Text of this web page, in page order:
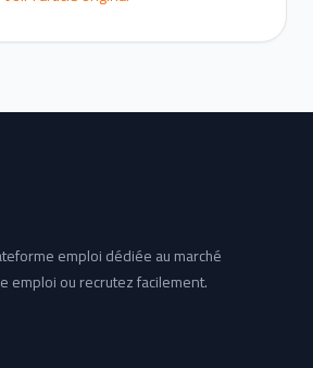
emploi dédiée au marché
emploi ou recrutez facilement.